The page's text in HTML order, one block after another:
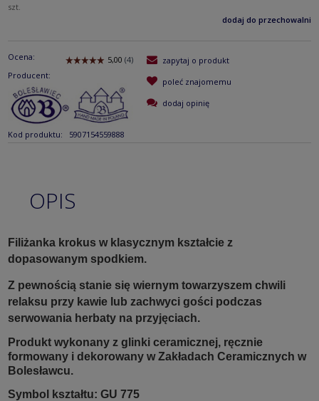
szt.
dodaj do przechowalni
Ocena:
Producent:
Kod produktu: 5907154559888
zapytaj o produkt
poleć znajomemu
dodaj opinię
OPIS
Filiżanka krokus w klasycznym kształcie z
dopasowanym spodkiem.
Z pewnością stanie się wiernym towarzyszem chwili
relaksu przy kawie lub zachwyci gości podczas
serwowania herbaty na przyjęciach.
Produkt wykonany z glinki ceramicznej, ręcznie
formowany i dekorowany w Zakładach Ceramicznych w
Bolesławcu.
Symbol kształtu: GU 775